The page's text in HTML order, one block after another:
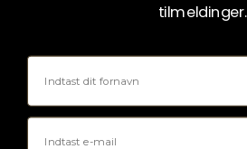
tilmeldinger.
Fornavn
Email